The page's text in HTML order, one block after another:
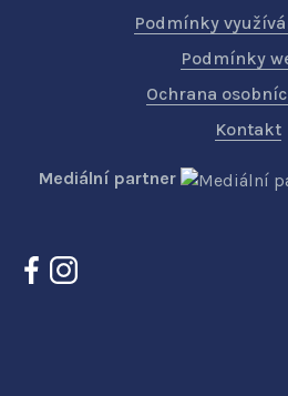
Podmínky
Podmínky
Ochrana
Kontakt
Mediální partner